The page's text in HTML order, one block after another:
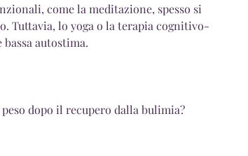
come la meditazione, spesso si
Tuttavia, lo yoga o la terapia cognitivo-
autostima.
dopo il recupero dalla bulimia?